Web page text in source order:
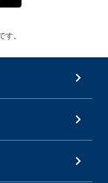
。